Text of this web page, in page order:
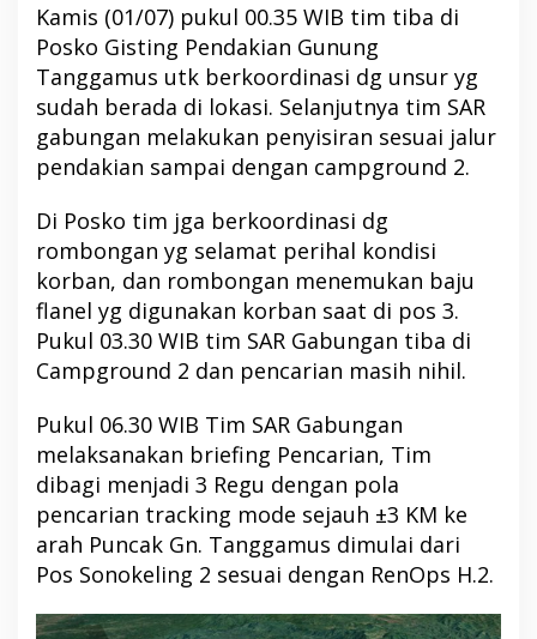
Kamis (01/07) pukul 00.35 WIB tim tiba di
Posko Gisting Pendakian Gunung
Tanggamus utk berkoordinasi dg unsur yg
sudah berada di lokasi. Selanjutnya tim SAR
gabungan melakukan penyisiran sesuai jalur
pendakian sampai dengan campground 2.
Di Posko tim jga berkoordinasi dg
rombongan yg selamat perihal kondisi
korban, dan rombongan menemukan baju
flanel yg digunakan korban saat di pos 3.
Pukul 03.30 WIB tim SAR Gabungan tiba di
Campground 2 dan pencarian masih nihil.
Pukul 06.30 WIB Tim SAR Gabungan
melaksanakan briefing Pencarian, Tim
dibagi menjadi 3 Regu dengan pola
pencarian tracking mode sejauh ±3 KM ke
arah Puncak Gn. Tanggamus dimulai dari
Pos Sonokeling 2 sesuai dengan RenOps H.2.